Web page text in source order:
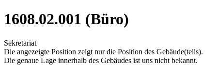
1608.02.001 (Büro)
Sekretariat
Die angezeigte Position zeigt nur die Position des Gebäude(teils).
Die genaue Lage innerhalb des Gebäudes ist uns nicht bekannt.